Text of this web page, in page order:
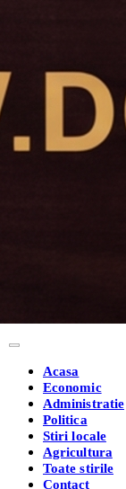
Acasa
Economic
Administratie
Politica
Stiri locale
Agricultura
Toate stirile
Contact